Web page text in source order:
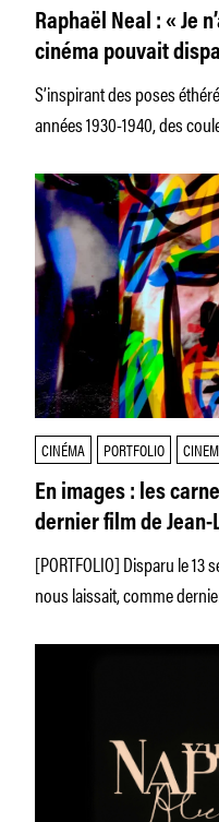
Raphaël Neal : « Je
cinéma pouvait
S’inspirant des poses
années 1930-1940, des
CINÉMA PORTFOLIO
En images : les
dernier film de Jean-
[PORTFOLIO] Disparu le
nous laissait, comme